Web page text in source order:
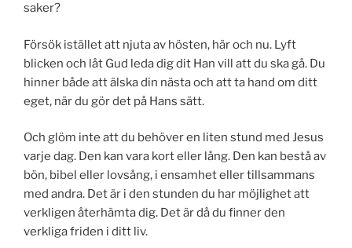
saker?
Försök istället att njuta av hösten, här och nu. Lyft
blicken och låt Gud leda dig dit Han vill att du ska gå. Du
hinner både att älska din nästa och att ta hand om ditt
eget, när du gör det på Hans sätt.
Och glöm inte att du behöver en liten stund med Jesus
varje dag. Den kan vara kort eller lång. Den kan bestå av
bön, bibel eller lovsång, i ensamhet eller tillsammans
med andra. Det är i den stunden du har möjlighet att
verkligen återhämta dig. Det är då du finner den
verkliga friden i ditt liv.